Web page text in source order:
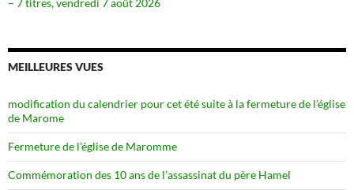
MEILLEURES VUES
modification du calendrier pour cet été suite à la fermeture de l’église
de Marome
Fermeture de l’église de Maromme
Commémoration des 10 ans de l’assassinat du père Hamel